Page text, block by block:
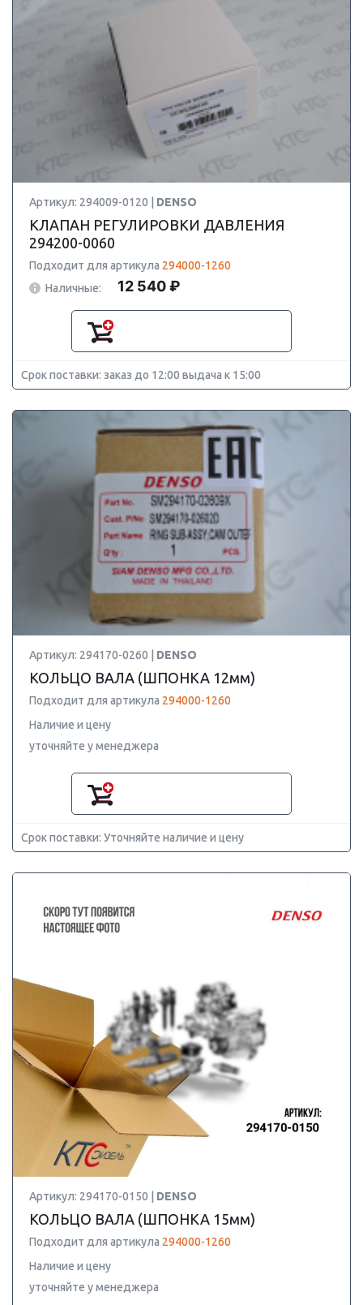
Артикул: 294009-0120 | DENSO
КЛАПАН РЕГУЛИРОВКИ ДАВЛЕНИЯ
294200-0060
Подходит для артикула 294000-1260
Наличные:
12 540 ₽
Срок поставки: заказ до 12:00 выдача к 15:00
Артикул: 294170-0260 | DENSO
КОЛЬЦО ВАЛА (ШПОНКА 12мм)
Подходит для артикула 294000-1260
Наличие и цену
уточняйте у менеджера
Срок поставки: Уточняйте наличие и цену
Артикул: 294170-0150 | DENSO
КОЛЬЦО ВАЛА (ШПОНКА 15мм)
Подходит для артикула 294000-1260
Наличие и цену
уточняйте у менеджера